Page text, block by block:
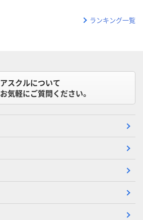
ランキング一覧
アスクルについて
お気軽にご質問ください。